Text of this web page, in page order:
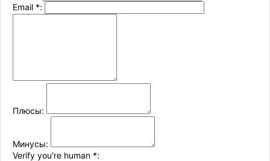
Email *:
Плюсы:
Минусы:
Verify you're human *: